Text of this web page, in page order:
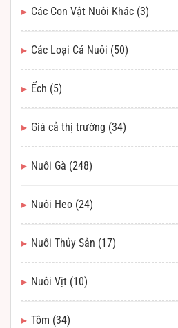
Các Con Vật Nuôi Khác (3)
Các Loại Cá Nuôi (50)
Ếch (5)
Giá cả thị trường (34)
Nuôi Gà (248)
Nuôi Heo (24)
Nuôi Thủy Sản (17)
Nuôi Vịt (10)
Tôm (34)